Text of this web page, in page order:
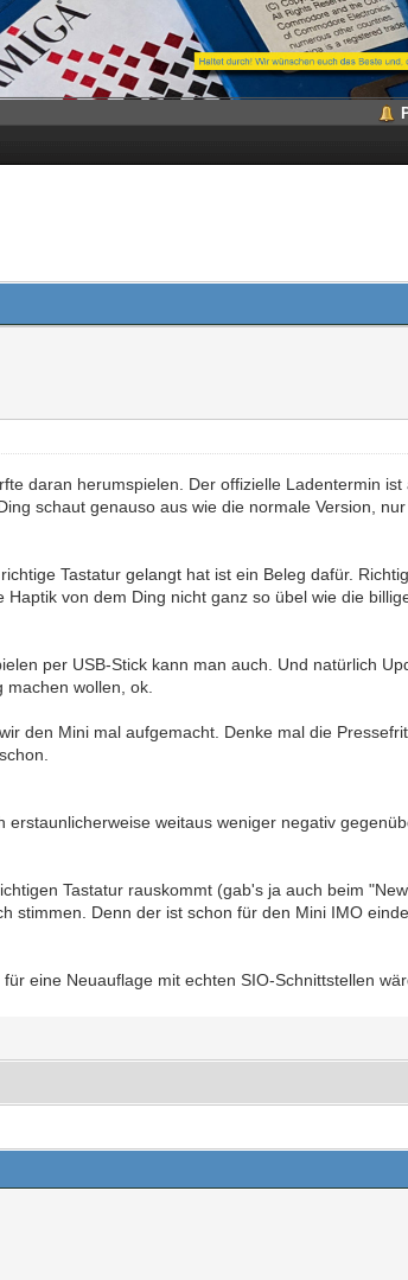
daran herumspielen. Der offizielle Ladentermin
schaut genauso aus wie die normale Version,
Tastatur gelangt hat ist ein Beleg dafür.
von dem Ding nicht ganz so übel wie die
per USB-Stick kann man auch. Und natürlich
machen wollen, ok.
den Mini mal aufgemacht. Denke mal die
weitaus weniger negativ
Tastatur rauskommt (gab's ja auch beim
stimmen. Denn der ist schon für den Mini IMO
eine Neuauflage mit echten SIO-Schnittstellen